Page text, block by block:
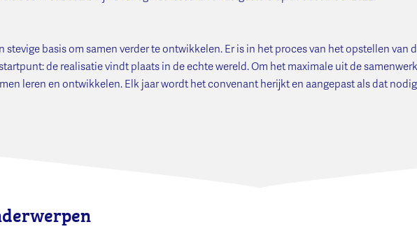
stevige basis om samen verder te ontwikkelen. Er is in het proces van het opstellen
de realisatie vindt plaats in de echte wereld. Om het maximale uit de
leren en ontwikkelen. Elk jaar wordt het convenant herijkt en aangepast als dat